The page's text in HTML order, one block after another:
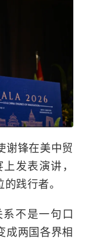
谢锋在美中贸
发表演讲，
践行者。
不是一句口
成两国各界相